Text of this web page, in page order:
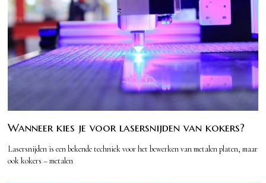
Wanneer kies je voor lasersnijden van kokers?
Lasersnijden is een bekende techniek voor het bewerken van metalen platen, maar
ook kokers – metalen